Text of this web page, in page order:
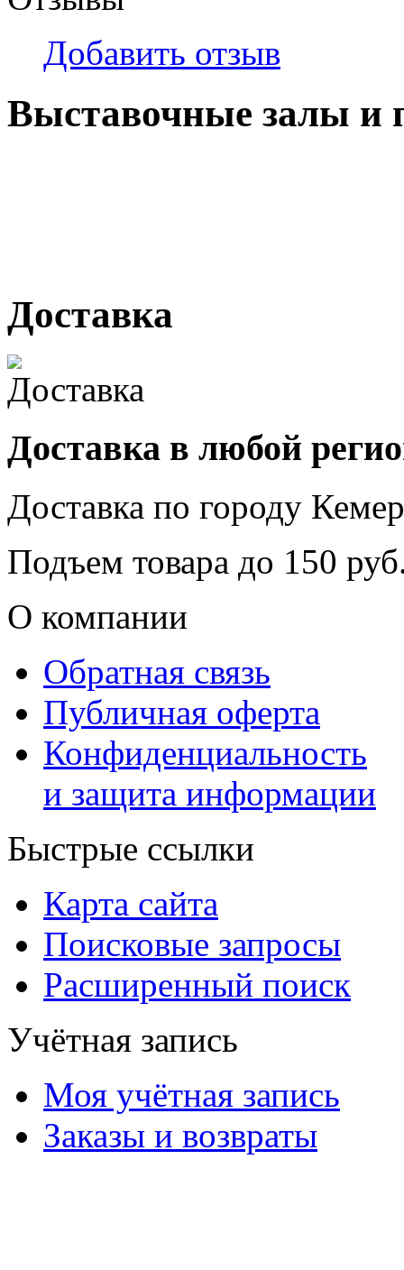
Добавить отзыв
Выставочные залы и
Доставка
Доставка в любой
Доставка по городу
Подъем товара до 150
О компании
Обратная связь
Публичная оферта
Конфиденциальность
и защита информации
Быстрые ссылки
Карта сайта
Поисковые запросы
Расширенный поиск
Учётная запись
Моя учётная запись
Заказы и возвраты